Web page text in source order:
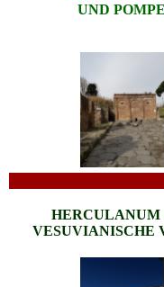
UND
HERCULANUM
VESUVIANISCHE